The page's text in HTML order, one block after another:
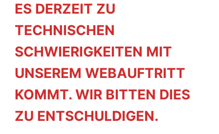
ES DERZEIT ZU
TECHNISCHEN
SCHWIERIGKEITEN MIT
UNSEREM WEBAUFTRITT
KOMMT. WIR BITTEN DIES
ZU ENTSCHULDIGEN.